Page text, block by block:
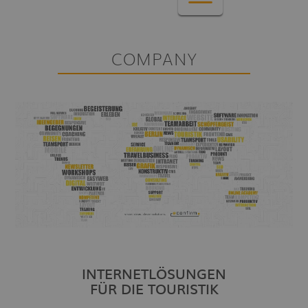
COMPANY
INTERNETLÖSUNGEN
FÜR DIE TOURISTIK